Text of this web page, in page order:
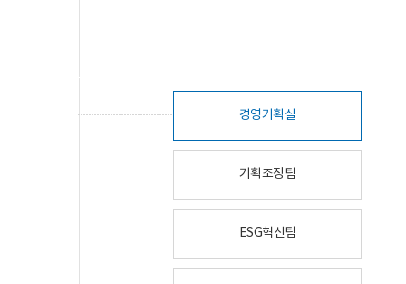
경영기획실
기획조정팀
ESG혁신팀